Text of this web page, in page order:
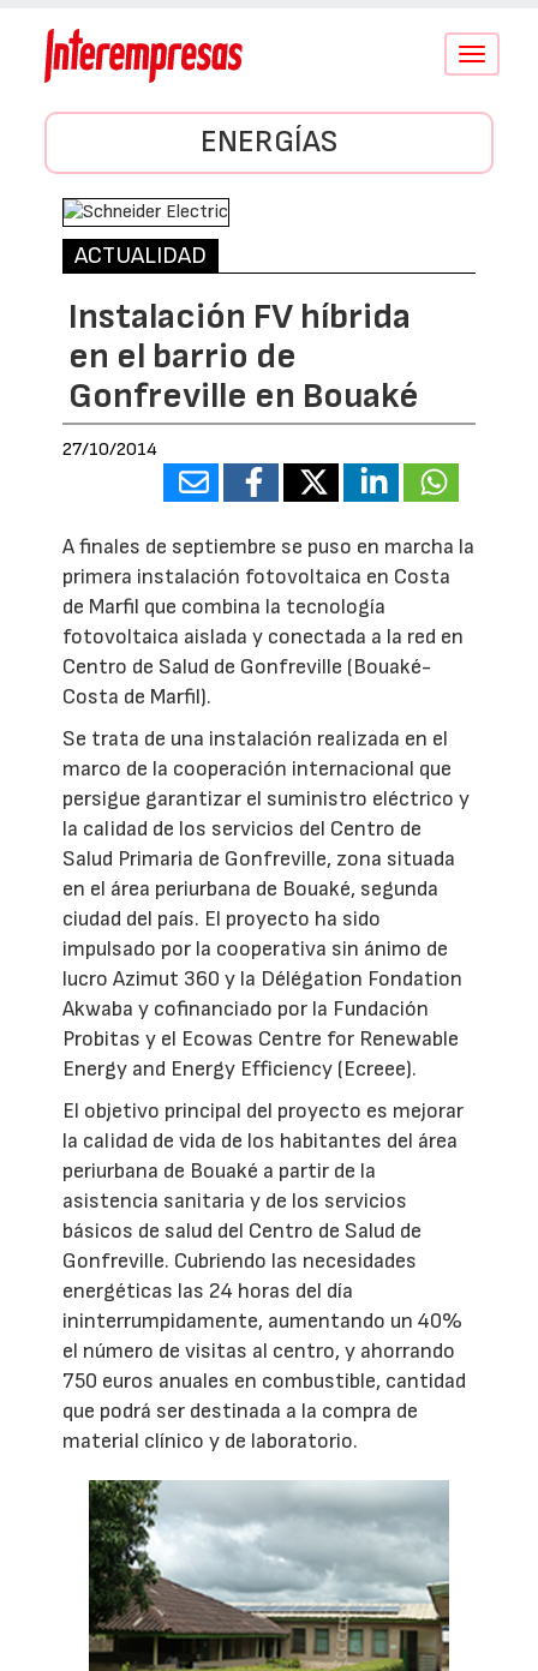
Conmutar
ENERGÍAS
ACTUALIDAD
Instalación FV híbrida
en el barrio de
Gonfreville en Bouaké
27/10/2014
A finales de septiembre se puso en marcha la
primera instalación fotovoltaica en Costa
de Marfil que combina la tecnología
fotovoltaica aislada y conectada a la red en
Centro de Salud de Gonfreville (Bouaké-
Costa de Marfil).
Se trata de una instalación realizada en el
marco de la cooperación internacional que
persigue garantizar el suministro eléctrico y
la calidad de los servicios del Centro de
Salud Primaria de Gonfreville, zona situada
en el área periurbana de Bouaké, segunda
ciudad del país. El proyecto ha sido
impulsado por la cooperativa sin ánimo de
lucro Azimut 360 y la Délégation Fondation
Akwaba y cofinanciado por la Fundación
Probitas y el Ecowas Centre for Renewable
Energy and Energy Efficiency (Ecreee).
El objetivo principal del proyecto es mejorar
la calidad de vida de los habitantes del área
periurbana de Bouaké a partir de la
asistencia sanitaria y de los servicios
básicos de salud del Centro de Salud de
Gonfreville. Cubriendo las necesidades
energéticas las 24 horas del día
ininterrumpidamente, aumentando un 40%
el número de visitas al centro, y ahorrando
750 euros anuales en combustible, cantidad
que podrá ser destinada a la compra de
material clínico y de laboratorio.